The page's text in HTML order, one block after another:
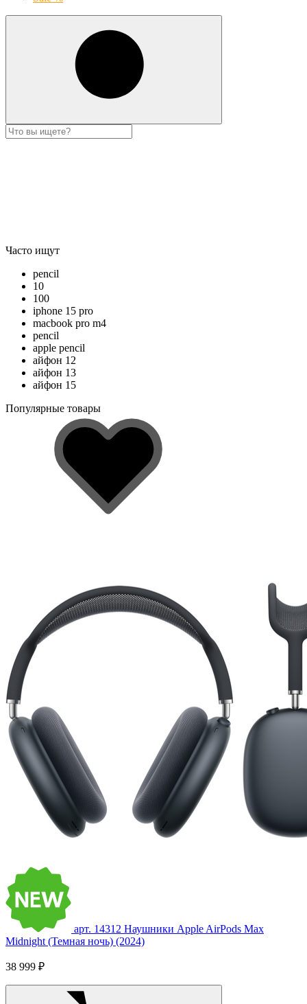
Часто ищут
pencil
10
100
iphone 15 pro
macbook pro m4
pencil
apple pencil
айфон 12
айфон 13
айфон 15
Популярные товары
арт. 14312 Наушники Apple AirPods Max
Midnight (Темная ночь) (2024)
38 999 ₽